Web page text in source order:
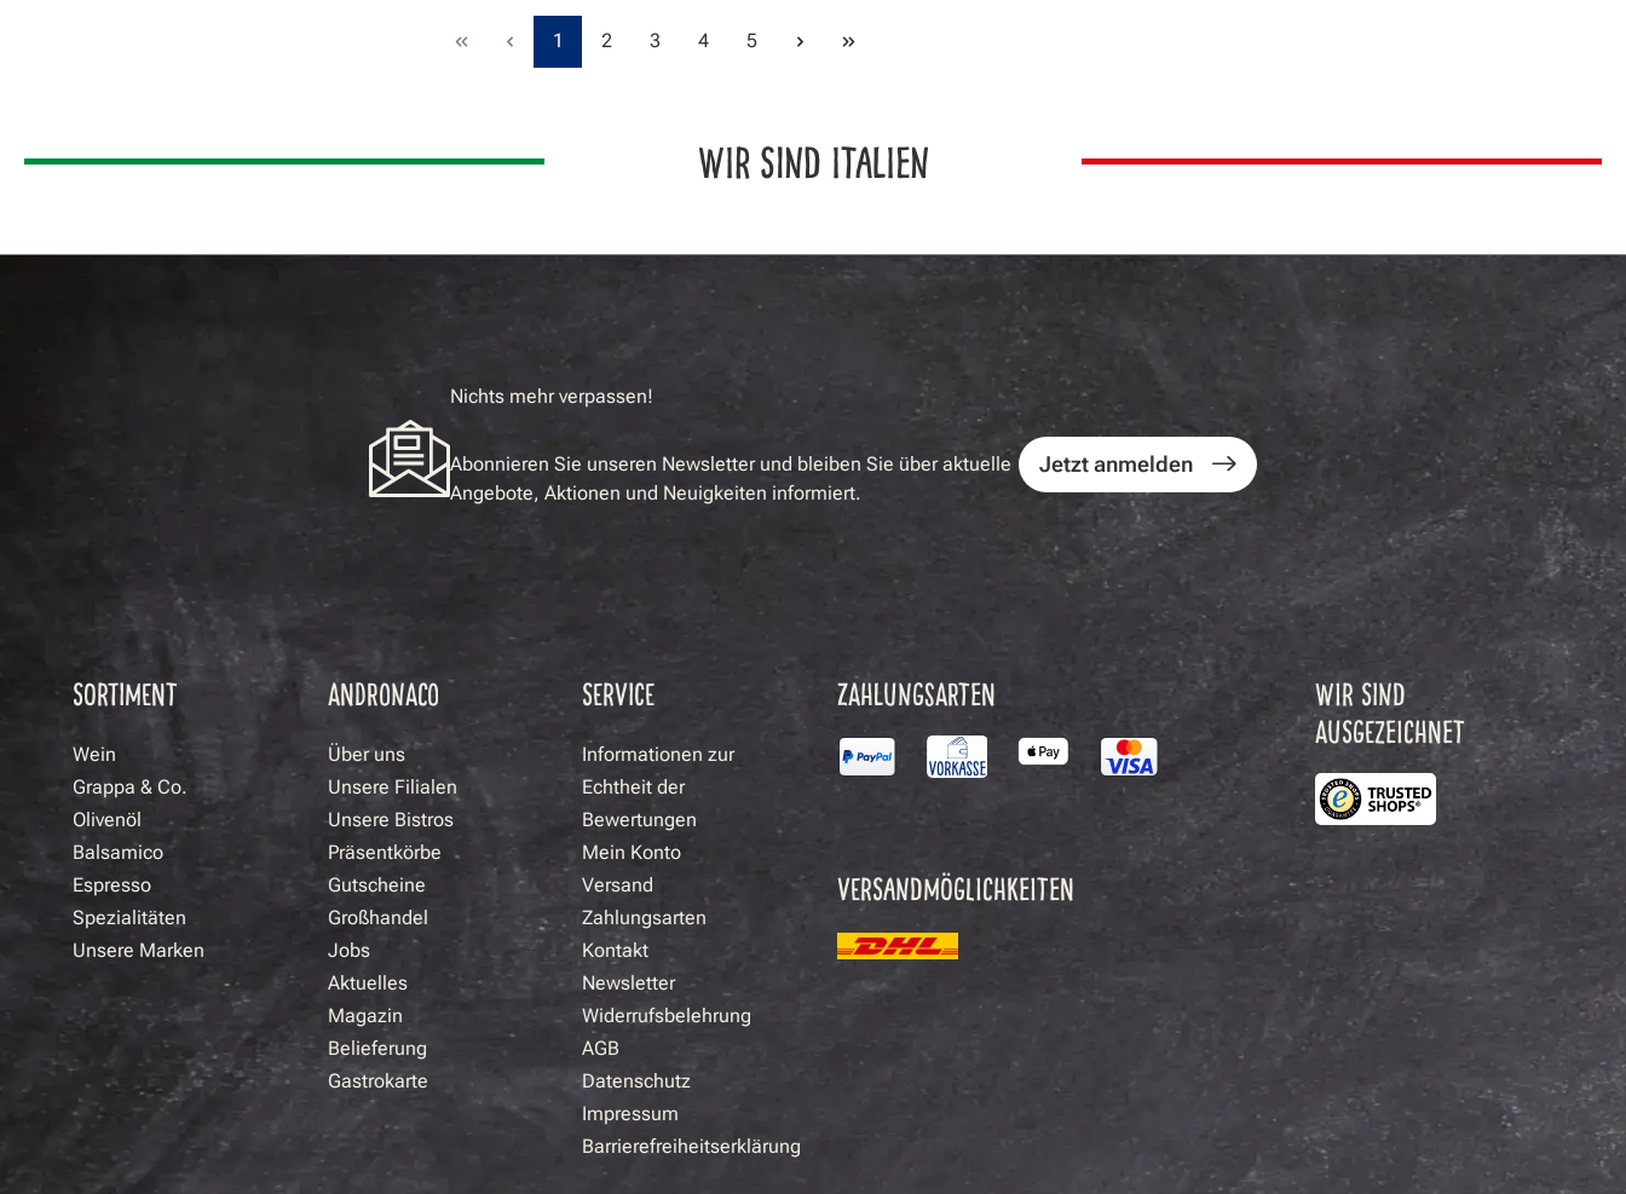
Seite
1 Seite
2 Seite
3 Seite
4 Seite
5
WIR SIND ITALIEN
Nichts mehr verpassen!
Abonnieren Sie unseren Newsletter und bleiben Sie über aktuelle
Angebote, Aktionen und Neuigkeiten informiert.
Jetzt anmelden
SORTIMENT
Wein
Grappa & Co.
Olivenöl
Balsamico
Espresso
Spezialitäten
Unsere Marken
ANDRONACO
Über uns
Unsere Filialen
Unsere Bistros
Präsentkörbe
Gutscheine
Großhandel
Jobs
Aktuelles
Magazin
Belieferung
Gastrokarte
SERVICE
Informationen zur
Echtheit der
Bewertungen
Mein Konto
Versand
Zahlungsarten
Kontakt
Newsletter
Widerrufsbelehrung
AGB
Datenschutz
Impressum
Barrierefreiheitserklärung
ZAHLUNGSARTEN
VERSANDMÖGLICHKEITEN
WIR SIND
AUSGEZEICHNET